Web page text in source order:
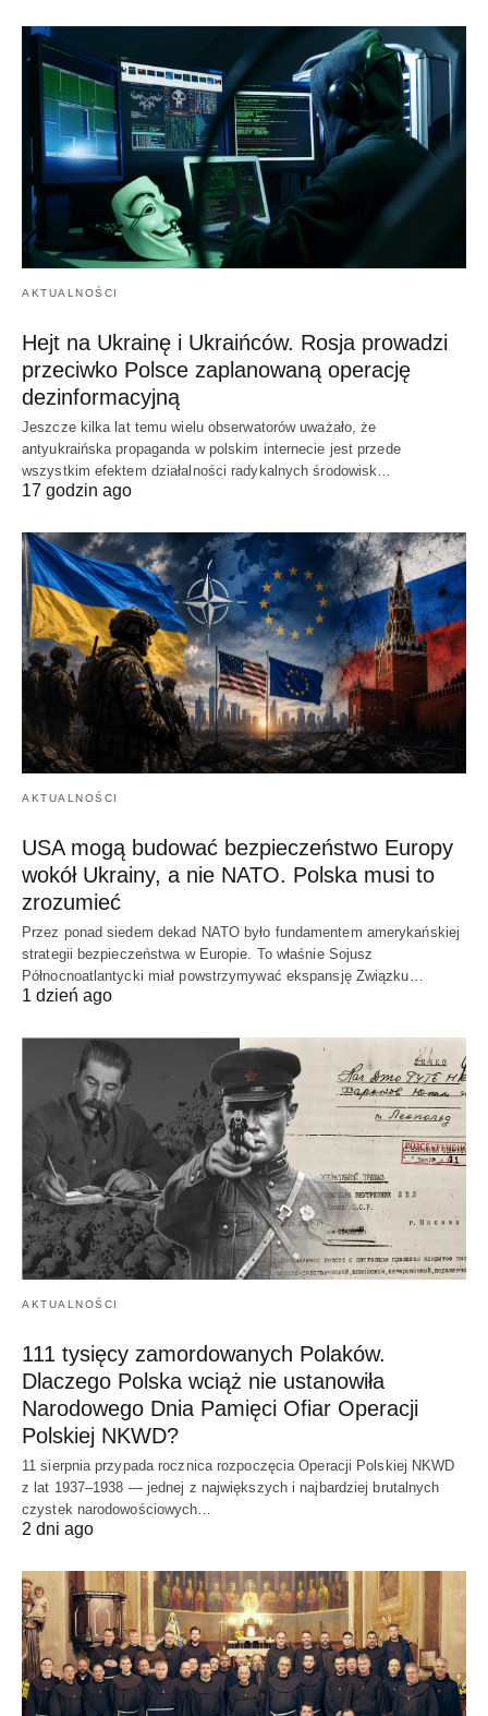
AKTUALNOŚCI
Hejt na Ukrainę i Ukraińców. Rosja prowadzi
przeciwko Polsce zaplanowaną operację
dezinformacyjną
Jeszcze kilka lat temu wielu obserwatorów uważało, że
antyukraińska propaganda w polskim internecie jest przede
wszystkim efektem działalności radykalnych środowisk…
17 godzin ago
AKTUALNOŚCI
USA mogą budować bezpieczeństwo Europy
wokół Ukrainy, a nie NATO. Polska musi to
zrozumieć
Przez ponad siedem dekad NATO było fundamentem amerykańskiej
strategii bezpieczeństwa w Europie. To właśnie Sojusz
Północnoatlantycki miał powstrzymywać ekspansję Związku…
1 dzień ago
AKTUALNOŚCI
111 tysięcy zamordowanych Polaków.
Dlaczego Polska wciąż nie ustanowiła
Narodowego Dnia Pamięci Ofiar Operacji
Polskiej NKWD?
11 sierpnia przypada rocznica rozpoczęcia Operacji Polskiej NKWD
z lat 1937–1938 — jednej z największych i najbardziej brutalnych
czystek narodowościowych…
2 dni ago